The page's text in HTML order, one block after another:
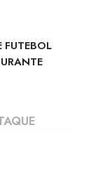
FUTEBOL